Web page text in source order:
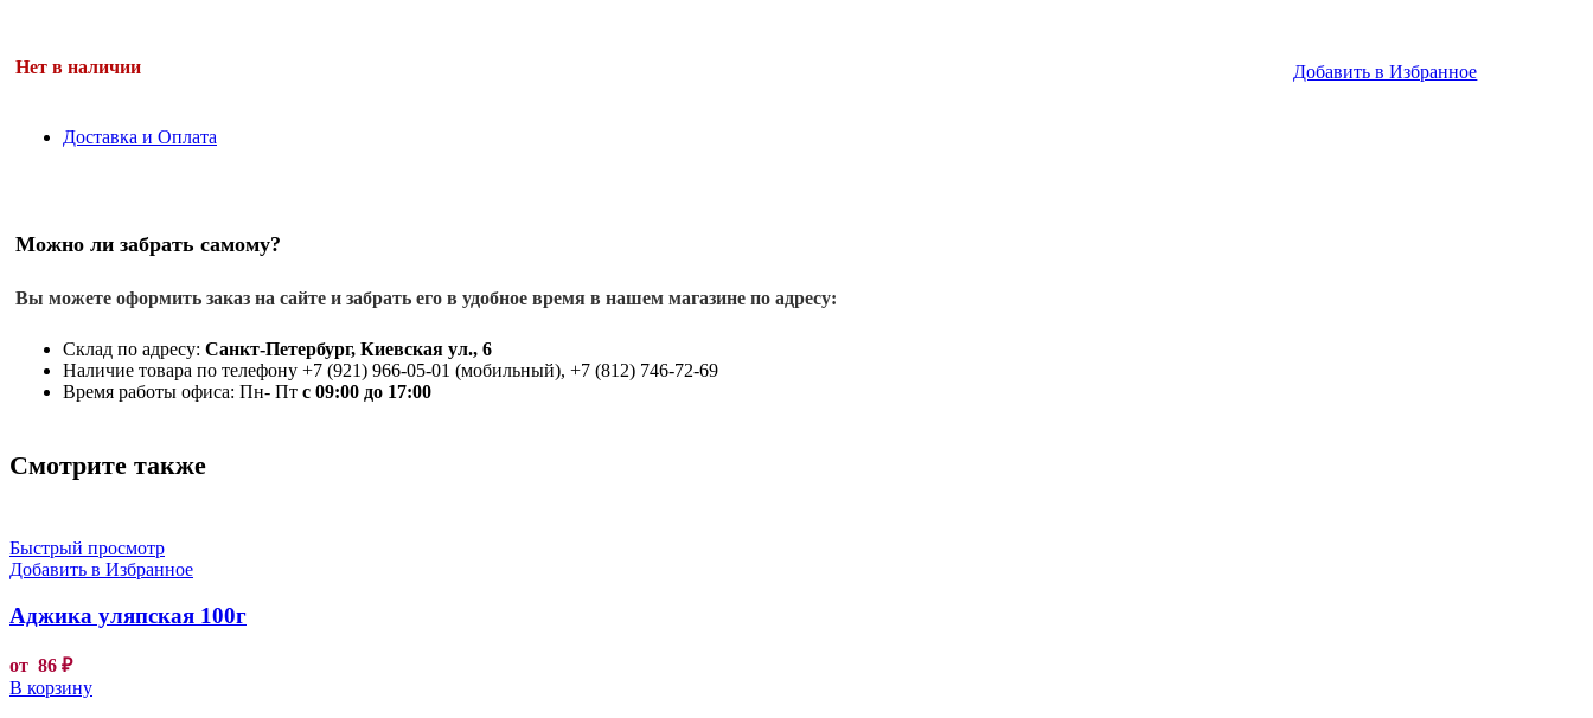
Нет в наличии Добавить в Избранное
Доставка и Оплата
Можно ли забрать самому?
Вы можете оформить заказ на сайте и забрать его в удобное время в нашем магазине по адресу:
Склад по адресу: Санкт-Петербург, Киевская ул., 6
Наличие товара по телефону +7 (921) 966-05-01 (мобильный), +7 (812) 746-72-69
Время работы офиса: Пн- Пт с 09:00 до 17:00
Смотрите также
Быстрый просмотр
Добавить в Избранное
Аджика уляпская 100г
от 86 ₽
В корзину